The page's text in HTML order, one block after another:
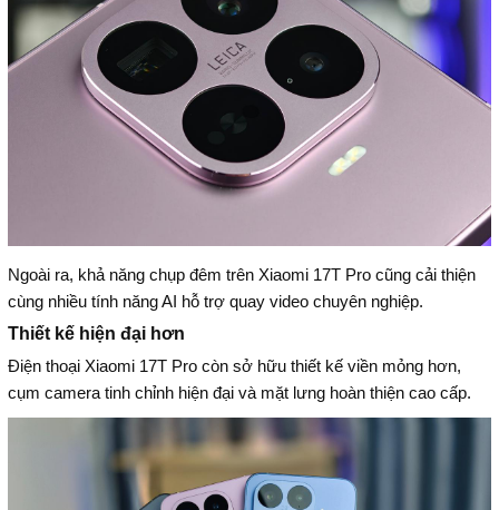
Ngoài ra, khả năng chụp đêm trên Xiaomi 17T Pro cũng cải thiện
cùng nhiều tính năng AI hỗ trợ quay video chuyên nghiệp.
Thiết kế hiện đại hơn
Điện thoại Xiaomi 17T Pro còn sở hữu thiết kế viền mỏng hơn,
cụm camera tinh chỉnh hiện đại và mặt lưng hoàn thiện cao cấp.